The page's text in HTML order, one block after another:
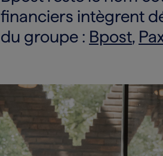
financiers intègrent
du groupe : Bpost,